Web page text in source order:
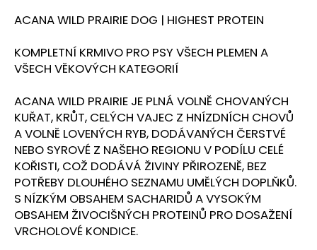
hvězdiček.
ACANA WILD PRAIRIE DOG | HIGHEST PROTEIN
KOMPLETNÍ KRMIVO PRO PSY VŠECH PLEMEN A
VŠECH VĚKOVÝCH KATEGORIÍ
ACANA WILD PRAIRIE JE PLNÁ VOLNĚ CHOVANÝCH
KUŘAT, KRŮT, CELÝCH VAJEC Z HNÍZDNÍCH CHOVŮ
A VOLNĚ LOVENÝCH RYB, DODÁVANÝCH ČERSTVÉ
NEBO SYROVÉ Z NAŠEHO REGIONU V PODÍLU CELÉ
KOŘISTI, COŽ DODÁVÁ ŽIVINY PŘIROZENĚ, BEZ
POTŘEBY DLOUHÉHO SEZNAMU UMĚLÝCH DOPLŇKŮ.
S NÍZKÝM OBSAHEM SACHARIDŮ A VYSOKÝM
OBSAHEM ŽIVOCIŠNÝCH PROTEINŮ PRO DOSAŽENÍ
VRCHOLOVÉ KONDICE.
HLEDAT
D
o
p
o
r
u
č
u
j
e
m